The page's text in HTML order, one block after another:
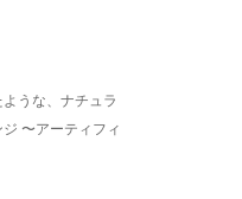
うな、ナチュラ
〜アーティフィ